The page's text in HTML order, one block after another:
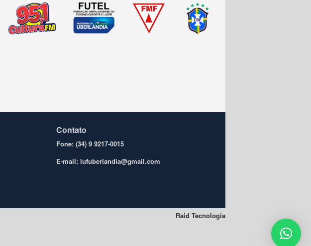
Contato
Fone: (34) 9 9217-0015
E-mail: lufuberlandia@gmail.com
Raid Tecnologia